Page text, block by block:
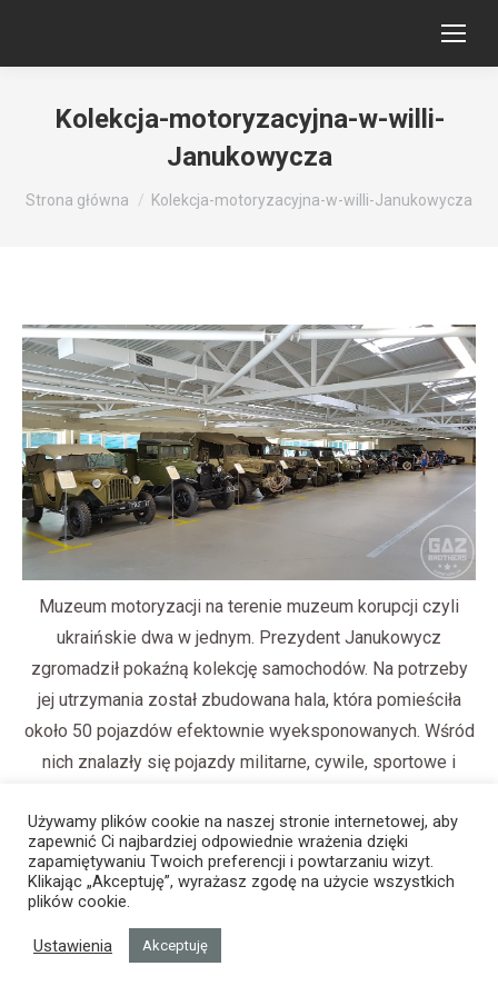
Kolekcja-motoryzacyjna-w-willi-
Janukowycza
Jesteś tutaj:
Strona główna Kolekcja-motoryzacyjna-w-willi-Janukowycza
Muzeum motoryzacji na terenie muzeum korupcji czyli
ukraińskie dwa w jednym. Prezydent Janukowycz
zgromadził pokaźną kolekcję samochodów. Na potrzeby
jej utrzymania został zbudowana hala, która pomieściła
około 50 pojazdów efektownie wyeksponowanych. Wśród
nich znalazły się pojazdy militarne, cywile, sportowe i
Używamy plików cookie na naszej stronie internetowej, aby
zapewnić Ci najbardziej odpowiednie wrażenia dzięki
zapamiętywaniu Twoich preferencji i powtarzaniu wizyt.
Klikając „Akceptuję”, wyrażasz zgodę na użycie wszystkich
plików cookie.
Ustawienia Akceptuję